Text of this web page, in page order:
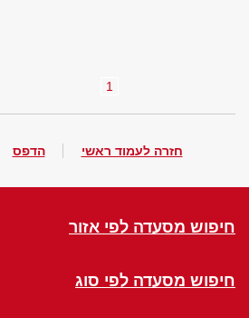
1
חזרה לעמוד ראשי הדפס
חיפוש מסעדה לפי אזור
חיפוש מסעדה לפי סוג